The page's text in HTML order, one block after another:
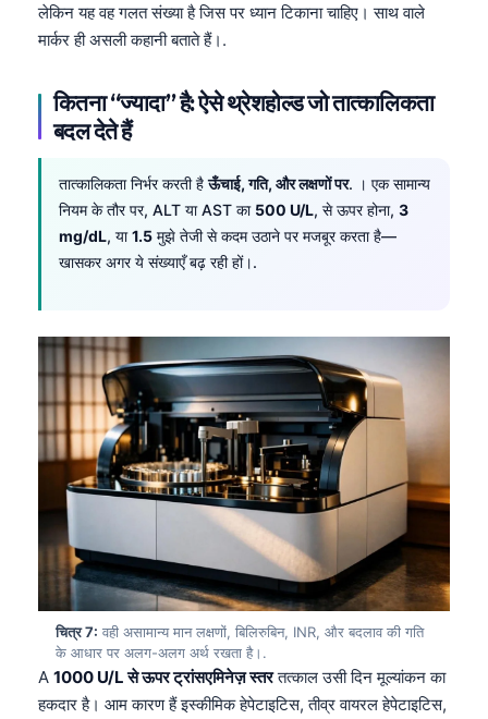
लेकिन यह वह गलत संख्या है जिस पर ध्यान टिकाना चाहिए। साथ वाले
मार्कर ही असली कहानी बताते हैं।.
कितना “ज्यादा” है: ऐसे थ्रेशहोल्ड जो तात्कालिकता
बदल देते हैं
तात्कालिकता निर्भर करती हैऊँचाई, गति, और लक्षणों पर. । एक सामान्य
नियम के तौर पर, ALT या AST का 500 U/L, से ऊपर होना, 3
mg/dL, या1.5 मुझे तेजी से कदम उठाने पर मजबूर करता है—
खासकर अगर ये संख्याएँ बढ़ रही हों।.
चित्र 7: वही असामान्य मान लक्षणों, बिलिरुबिन, INR, और बदलाव की गति
के आधार पर अलग-अलग अर्थ रखता है।.
A 1000 U/L से ऊपर ट्रांसएमिनेज़ स्तरतत्काल उसी दिन मूल्यांकन का
हकदार है। आम कारण हैं इस्कीमिक हेपेटाइटिस, तीव्र वायरल हेपेटाइटिस,
Slovenščina
Magyar
Shqip
বাংলা
اردو
తెలుగు
தமிழ்
ગુજરાતી
ಕನ್ನಡ
മലയാളം
Tagalog
ไทย
ភាសាខ្មែរ
Kiswahili
Українська